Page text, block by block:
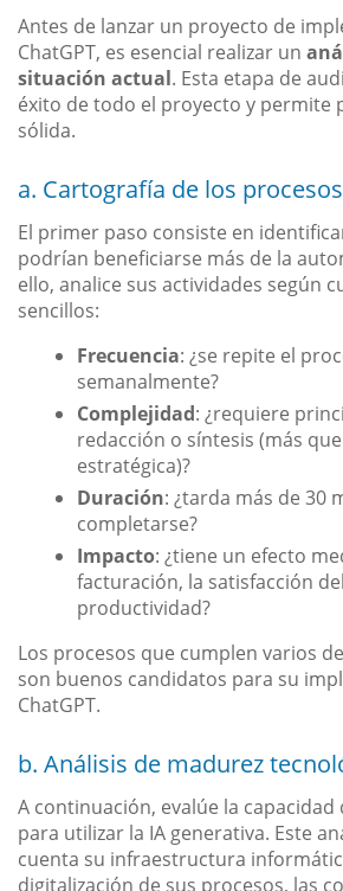
Antes de lanzar un proyecto de
ChatGPT, es esencial realizar un
situación actual. Esta etapa de
éxito de todo el proyecto y permite
sólida.
a. Cartografía de los
El primer paso consiste en
podrían beneficiarse más de la
ello, analice sus actividades según
sencillos:
Frecuencia: ¿se repite el
semanalmente?
Complejidad: ¿requiere
redacción o síntesis (más
estratégica)?
Duración: ¿tarda más de 30
completarse?
Impacto: ¿tiene un efecto
facturación, la satisfacción
productividad?
Los procesos que cumplen varios
son buenos candidatos para su
ChatGPT.
b. Análisis de madurez
A continuación, evalúe la capacidad
para utilizar la IA generativa. Este
cuenta su infraestructura
digitalización de sus procesos, las